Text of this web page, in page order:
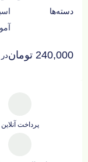
دسته‌ها
240,000 تومان
پرداخت آنلاین